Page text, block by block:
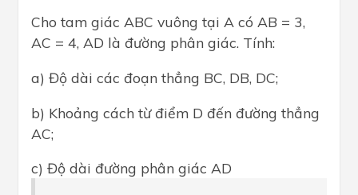
Cho tam giác ABC vuông tại A có AB = 3,
AC = 4, AD là đường phân giác. Tính:
a) Độ dài các đoạn thẳng BC, DB, DC;
b) Khoảng cách từ điểm D đến đường thẳng
AC;
c) Độ dài đường phân giác AD